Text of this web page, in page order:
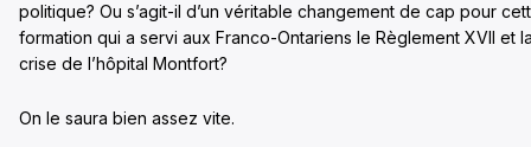
politique? Ou s’agit-il d’un véritable changement de cap pour
formation qui a servi aux Franco-Ontariens le Règlement XVII et
crise de l’hôpital Montfort?
On le saura bien assez vite.